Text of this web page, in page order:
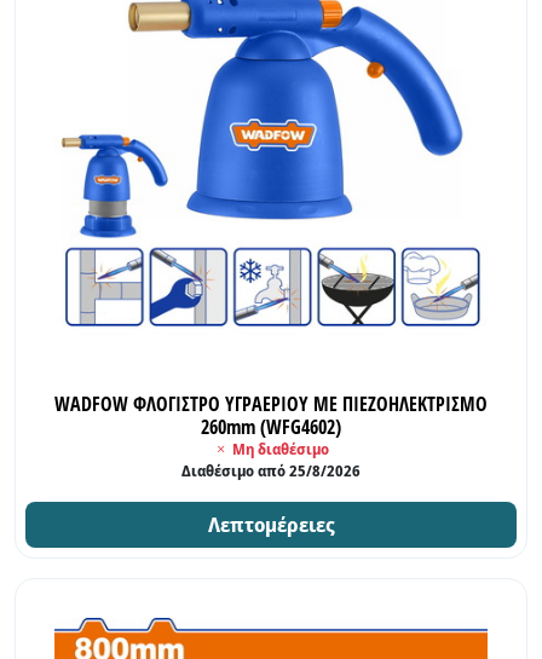
WADFOW ΦΛΟΓΙΣΤΡΟ ΥΓΡΑΕΡΙΟΥ ΜΕ ΠΙΕΖΟΗΛΕΚΤΡΙΣΜΟ
260mm (WFG4602)
Μη διαθέσιμο
Διαθέσιμο από 25/8/2026
Λεπτομέρειες